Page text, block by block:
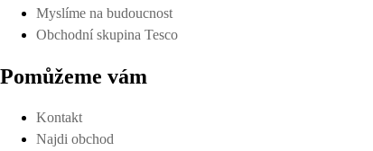
Myslíme na budoucnost
Obchodní skupina Tesco
Pomůžeme vám
Kontakt
Najdi obchod